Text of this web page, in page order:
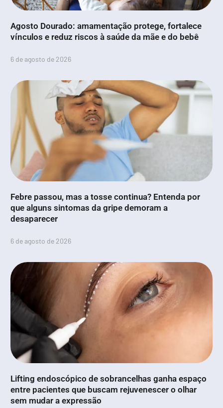
Agosto Dourado: amamentação protege, fortalece
vínculos e reduz riscos à saúde da mãe e do bebê
6 de agosto de 2026
Febre passou, mas a tosse continua? Entenda por
que alguns sintomas da gripe demoram a
desaparecer
6 de agosto de 2026
Lifting endoscópico de sobrancelhas ganha espaço
entre pacientes que buscam rejuvenescer o olhar
sem mudar a expressão